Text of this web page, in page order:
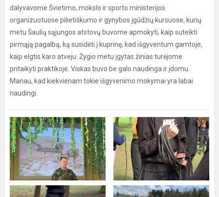
dalyvavome Švietimo, mokslo ir sporto ministerijos
organizuotuose pilietiškumo ir gynybos įgūdžių kursuose, kurių
metu Šaulių sąjungos atstovų buvome apmokyti, kaip suteikti
pirmąją pagalbą, ką susidėti į kuprinę, kad išgyventum gamtoje,
kaip elgtis karo atveju. Žygio metu įgytas žinias turėjome
pritaikyti praktikoje. Viskas buvo be galo naudinga ir įdomu.
Manau, kad kiekvienam tokie išgyvenimo mokymai yra labai
naudingi.